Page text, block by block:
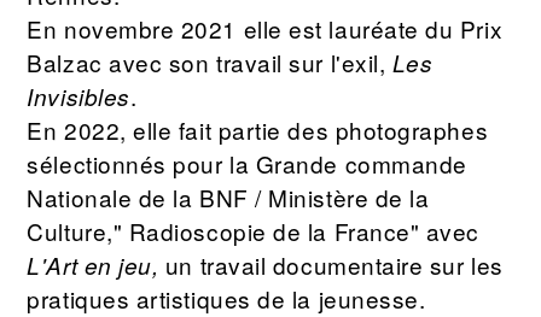
En novembre 2021 elle est lauréate du Prix
Balzac avec son travail sur l'exil, Les
Invisibles.
En 2022, elle fait partie des photographes
sélectionnés pour la Grande commande
Nationale de la BNF / Ministère de la
Culture," Radioscopie de la France" avec
L'Art en jeu, un travail documentaire sur les
pratiques artistiques de la jeunesse.